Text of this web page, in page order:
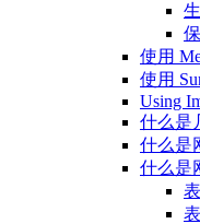
使用
使用
Using
什么是
什么是
什么是